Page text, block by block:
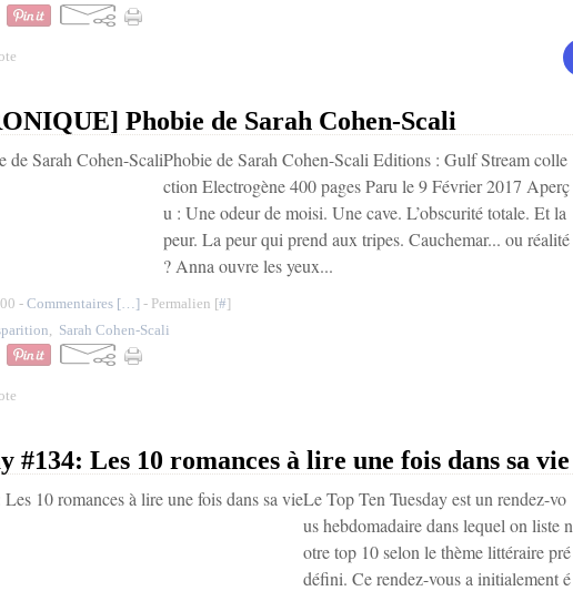
Phobie de Sarah Cohen-Scali
Phobie de Sarah Cohen-Scali Editions : Gulf Stream colle
ction Electrogène 400 pages Paru le 9 Février 2017 Aperç
u : Une odeur de moisi. Une cave. L’obscurité totale. Et la
peur. La peur qui prend aux tripes. Cauchemar... ou réalité
? Anna ouvre les yeux...
-Commentaires […] - Permalien [#]
, Sarah Cohen-Scali
#134: Les 10 romances à lire une fois dans sa vie
Le Top Ten Tuesday est un rendez-vo
us hebdomadaire dans lequel on liste n
otre top 10 selon le thème littéraire pré
défini. Ce rendez-vous a initialement é